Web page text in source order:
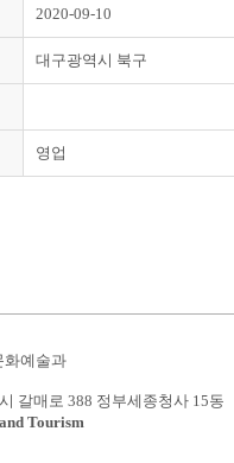
2020-09-10
대구광역시 북구
영업
화예술과
갈매로 388 정부세종청사 15동
Tourism